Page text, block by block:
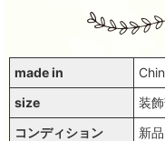
made in
size
装
コンディション
新品